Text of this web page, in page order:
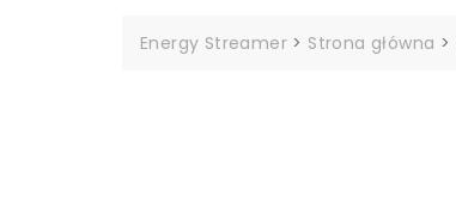
Energy Streamer > Strona główna >